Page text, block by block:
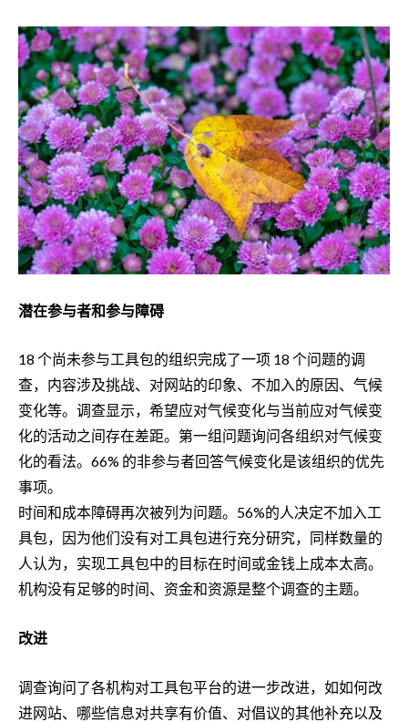
潜在参与者和参与障碍
18 个尚未参与工具包的组织完成了一项 18 个问题的调
查，内容涉及挑战、对网站的印象、不加入的原因、气候
变化等。调查显示，希望应对气候变化与当前应对气候变
化的活动之间存在差距。第一组问题询问各组织对气候变
化的看法。66% 的非参与者回答气候变化是该组织的优先
事项。
时间和成本障碍再次被列为问题。56%的人决定不加入工
具包，因为他们没有对工具包进行充分研究，同样数量的
人认为，实现工具包中的目标在时间或金钱上成本太高。
机构没有足够的时间、资金和资源是整个调查的主题。
改进
调查询问了各机构对工具包平台的进一步改进，如如何改
进网站、哪些信息对共享有价值、对倡议的其他补充以及